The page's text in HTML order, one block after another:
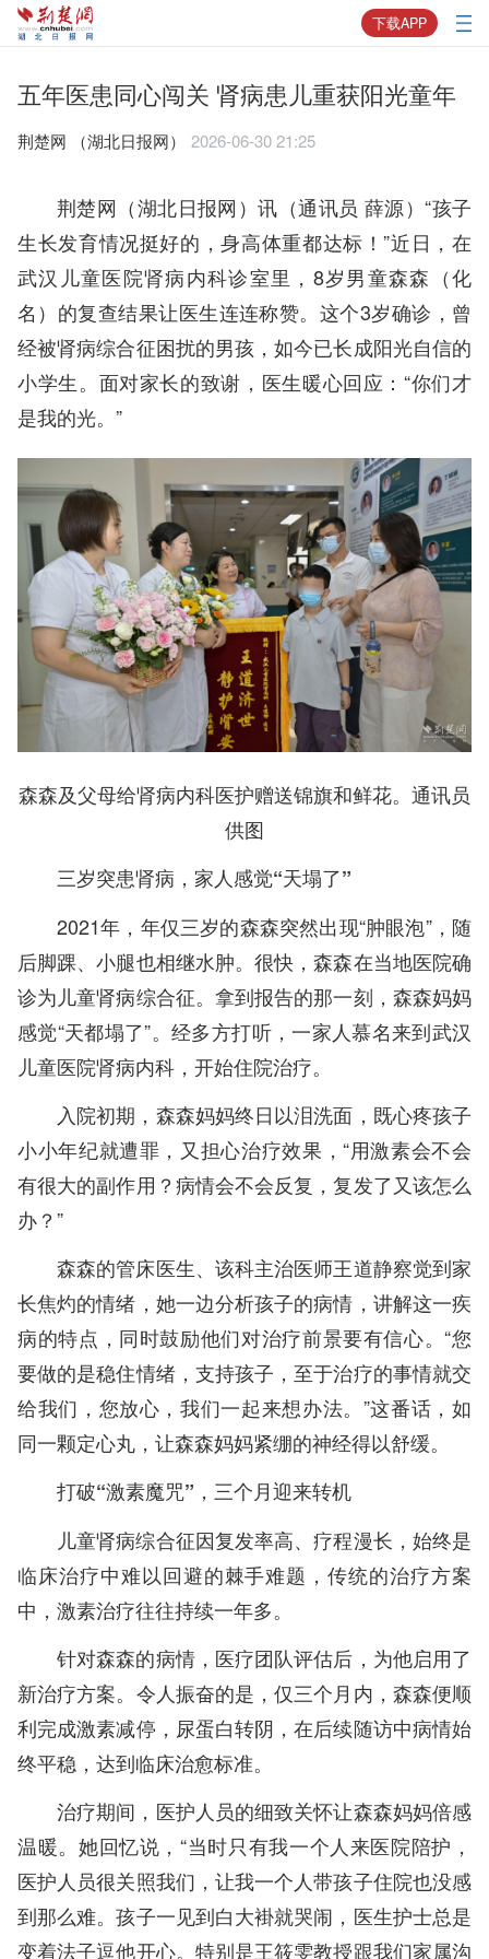
下载APP
五年医患同心闯关 肾病患儿重获阳光童年
荆楚网 ​（湖北日报网） 2026-06-30 21:25
荆楚网（湖北日报网）讯（通讯员 薛源）“孩子
生长发育情况挺好的，身高体重都达标！”近日，在
武汉儿童医院肾病内科诊室里，8岁男童森森（化
名）的复查结果让医生连连称赞。这个3岁确诊，曾
经被肾病综合征困扰的男孩，如今已长成阳光自信的
小学生。面对家长的致谢，医生暖心回应：“你们才
是我的光。”
森森及父母给肾病内科医护赠送锦旗和鲜花。通讯员
供图
三岁突患肾病，家人感觉“天塌了”
2021年，年仅三岁的森森突然出现“肿眼泡”，随
后脚踝、小腿也相继水肿。很快，森森在当地医院确
诊为儿童肾病综合征。拿到报告的那一刻，森森妈妈
感觉“天都塌了”。经多方打听，一家人慕名来到武汉
儿童医院肾病内科，开始住院治疗。
入院初期，森森妈妈终日以泪洗面，既心疼孩子
小小年纪就遭罪，又担心治疗效果，“用激素会不会
有很大的副作用？病情会不会反复，复发了又该怎么
办？”
森森的管床医生、该科主治医师王道静察觉到家
长焦灼的情绪，她一边分析孩子的病情，讲解这一疾
病的特点，同时鼓励他们对治疗前景要有信心。“您
要做的是稳住情绪，支持孩子，至于治疗的事情就交
给我们，您放心，我们一起来想办法。”这番话，如
同一颗定心丸，让森森妈妈紧绷的神经得以舒缓。
打破“激素魔咒”，三个月迎来转机
儿童肾病综合征因复发率高、疗程漫长，始终是
临床治疗中难以回避的棘手难题，传统的治疗方案
中，激素治疗往往持续一年多。
针对森森的病情，医疗团队评估后，为他启用了
新治疗方案。令人振奋的是，仅三个月内，森森便顺
利完成激素减停，尿蛋白转阴，在后续随访中病情始
终平稳，达到临床治愈标准。
治疗期间，医护人员的细致关怀让森森妈妈倍感
温暖。她回忆说，“当时只有我一个人来医院陪护，
医护人员很关照我们，让我一个人带孩子住院也没感
到那么难。孩子一见到白大褂就哭闹，医生护士总是
变着法子逗他开心。特别是王筱雯教授跟我们家属沟